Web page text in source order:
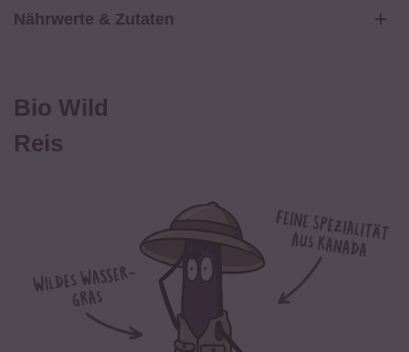
Nährwerte & Zutaten
Fett
davon gesättigte Fettsäuren
14 g
Von Natur aus glutenfrei.
Bio Wild
Reis